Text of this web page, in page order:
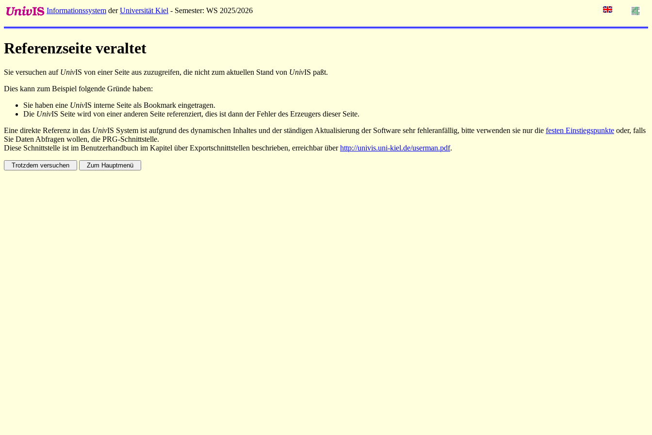
Informationssystem derUniversität Kiel - Semester: WS 2025/2026
Referenzseite veraltet
Sie versuchen auf UnivIS von einer Seite aus zuzugreifen, die nicht zum aktuellen Stand von UnivIS paßt.
Dies kann zum Beispiel folgende Gründe haben:
Sie haben eine UnivIS interne Seite als Bookmark eingetragen.
Die UnivIS Seite wird von einer anderen Seite referenziert, dies ist dann der Fehler des Erzeugers dieser Seite.
Eine direkte Referenz in das UnivIS System ist aufgrund des dynamischen Inhaltes und der ständigen Aktualisierung der Software sehr fehleranfällig, bitte verwenden sie nur die festen Einstiegspunkte oder, falls
Sie Daten Abfragen wollen, die PRG-Schnittstelle.
Diese Schnittstelle ist im Benutzerhandbuch im Kapitel über Exportschnittstellen beschrieben, erreichbar überhttp://univis.uni-kiel.de/userman.pdf.